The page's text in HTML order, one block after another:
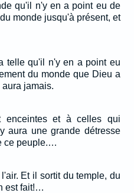
qu'il n'y en a point eu de
monde jusqu'à présent, et
telle qu'il n'y en a point eu
du monde que Dieu a
jamais.
enceintes et à celles qui
aura une grande détresse
ce peuple.…
Et il sortit du temple, du
est fait!…